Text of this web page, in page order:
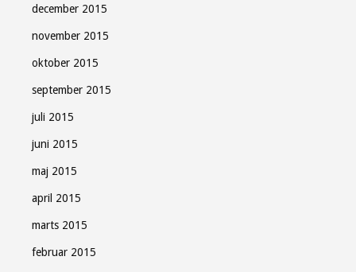
december 2015
november 2015
oktober 2015
september 2015
juli 2015
juni 2015
maj 2015
april 2015
marts 2015
februar 2015